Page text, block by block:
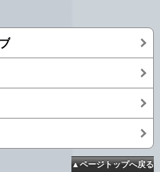
▲ページトップへ戻る